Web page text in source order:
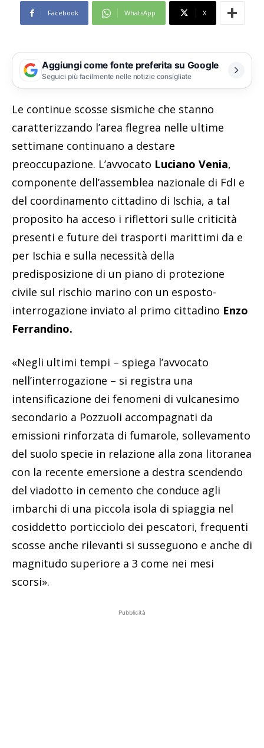
Facebook WhatsApp X
Aggiungi come fonte preferita su Google
Seguici più facilmente nelle notizie consigliate
Le continue scosse sismiche che stanno
caratterizzando l’area flegrea nelle ultime
settimane continuano a destare
preoccupazione. L’avvocato Luciano Venia,
componente dell’assemblea nazionale di FdI e
del coordinamento cittadino di Ischia, a tal
proposito ha acceso i riflettori sulle criticità
presenti e future dei trasporti marittimi da e
per Ischia e sulla necessità della
predisposizione di un piano di protezione
civile sul rischio marino con un esposto-
interrogazione inviato al primo cittadino Enzo
Ferrandino.
«Negli ultimi tempi – spiega l’avvocato
nell’interrogazione – si registra una
intensificazione dei fenomeni di vulcanesimo
secondario a Pozzuoli accompagnati da
emissioni rinforzata di fumarole, sollevamento
del suolo specie in relazione alla zona litoranea
con la recente emersione a destra scendendo
del viadotto in cemento che conduce agli
imbarchi di una piccola isola di spiaggia nel
cosiddetto porticciolo dei pescatori, frequenti
scosse anche rilevanti si susseguono e anche di
magnitudo superiore a 3 come nei mesi
scorsi».
Pubblicità